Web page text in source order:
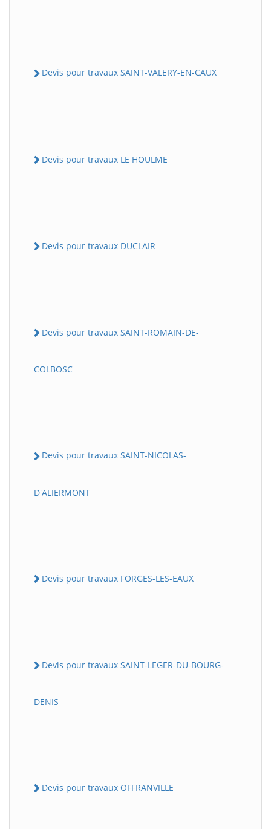
Devis pour travaux SAINT-VALERY-EN-CAUX
Devis pour travaux LE HOULME
Devis pour travaux DUCLAIR
Devis pour travaux SAINT-ROMAIN-DE-
COLBOSC
Devis pour travaux SAINT-NICOLAS-
D'ALIERMONT
Devis pour travaux FORGES-LES-EAUX
Devis pour travaux SAINT-LEGER-DU-BOURG-
DENIS
Devis pour travaux OFFRANVILLE